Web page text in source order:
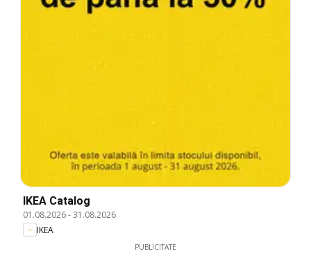
IKEA Catalog
01.08.2026-31.08.2026
IKEA
PUBLICITATE